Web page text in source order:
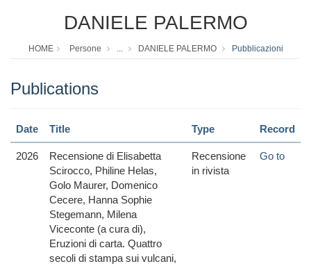
DANIELE PALERMO
HOME Persone ... DANIELE PALERMO Pubblicazioni
Publications
Date Title Type Record
2026
Recensione di Elisabetta
Scirocco, Philine Helas,
Golo Maurer, Domenico
Cecere, Hanna Sophie
Stegemann, Milena
Viceconte (a cura di),
Eruzioni di carta. Quattro
secoli di stampa sui vulcani,
Recensione
in rivista
Go to